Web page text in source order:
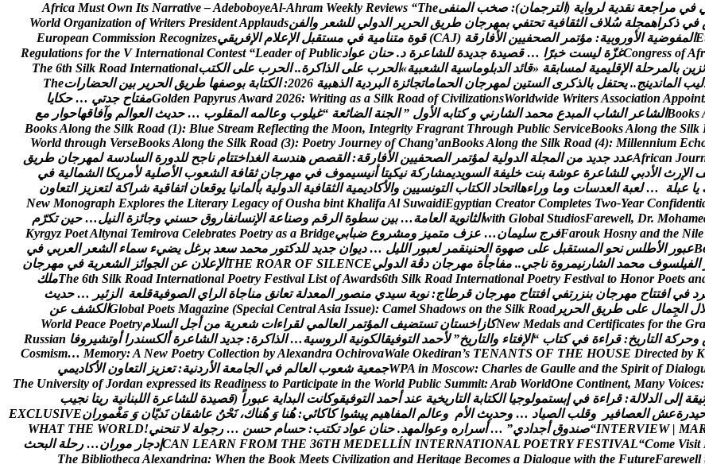
في مراجعة نقدية لر واية (الترجمان)
: صخب المنفى Africa Must Own Its Narrative –AdeboboyeAl-Ahram Weekly Reviews “The
في ذكراهمجلة سلف الثقافية تحتفي بمهرجان طريق الحرير الدولي للشعر والفن World Organization of Writers PresidentApplauds
Eالمفوضية الور وبية: مؤتمر الصحفيين الفارقة (
CAJ
) قوة متنامية في مستقبل العلم الفريقي European Commission Recognizes
Congress ofAfr غزة ليست خبرا … قصيدة جديدة للشاعرة د. حنان عواد Regulations for the V International Contest “Leader of Public
ئزين بالمرحلة القليمية لمسابقة «قائد الدبلوماسية الشعبية»الحرب على الذاكرة.
. الحرب على الكتب The 6th Silk Road International
ليب الماندينج.
. يحتفل بالذكرى الستين لمهرجان الحماماتجائزة البردية الذهبية 2026
: الكتابة بوصفها طريق الحرير بين الحضارات The
Golden PapyrusAward 2026: Writing as a Silk Road of CivilizationsWorldwide WritersAssociation Appoint مفتاح جدتي … حكايا
Books الشاعر الشاب المبدع محمد الشارني و كتابه الول ” الجنة الضائعة “غيلوب وعالمه المقلوب … حديث العوالم وآفاقهاحوار مع
BooksAlong the Silk Road (1): Blue Stream Reflecting the Moon, Integrity Fragrant Through Public ServiceBooksAlong the Silk
World through VerseBooksAlong the Silk Road (3): Poetry Journey of Chang’anBooksAlong the Silk Road (4): Millennium Ech
African Jour عدد جديد من المجلة الدولية لمؤتمر الصحفيين الفارقة: القصص هندسة الغداختتام ناجح للدورة السادسة لمهرجان طريق
الرث الدبي للشاعرة عوشة بنت خليفة السويديمشاركة نيكيتا أنيسيموف في مهرجان ثقافة الشعوب الصلية لمريكا الشمالية في
يا عبلة … لعبة العدسات وما وراءهااتحاد الكتاب التونسيين والكاديمية الثقافية الدولية بألمانيا يوقعان اتفاقية شراكة لتعزيز التعاون
New Monograph Explores the Literary Legacy of Ousha bint KhalifaAl SuwaidiEgyptian Creator Completes Two-Year Confidenti
with Global StudiosFarewell, Dr. Mohame الثانوية العامة… بين سطوة الرقم وصناعة النسانفار وق حسني وجائزة النيل… حين تكرم
Farouk Hosny and the Nile فرج سليمان… عزف متميز ومشر وع ضبابي Kyrgyz PoetAltynai Temirova Celebrates Poetry as a Bridge
Bعبور الطلس نحو المستقبل على صهوة الحنينقمر لعبور الليل … ديوان جديد للدكتور محمد سعد برغل يضيء سماء الشعر العربي في
الفيلسوف محمد الشارنيمر وة ناجي.
. مفاجأة مهرجان دڨة الدولي THE ROAR OF SILENCE العلن عن الجوائز الشعرية في مهرجان
The 6th Silk Road International Poetry Festival List ofAwards6th Silk Road International Poetry Festival to Honor Poets an ملك
رد في افتتاح مهرجان بنزرتفي افتتاح مهرجان قرطاج: نوبة سيدي منصور المعدلة تعانق مناجاة الراي الصوفيةقلعة الزئير … حديث
ل الجمال على طريق الحرير Global Poets Magazine (Special CentralAsia Issue): Camel Shadows on the Silk Road الكشف عن
New Medals and Certificates for the Gra كازاخستان تستضيف المؤتمر العالمي لقراءات شعرية من أجل السلم World Peace Poetry
وحركة التاريخ: قراءة في كتاب “الفتاء والتاريخ” لحمد التوفيقالكونية الر وسية… الذاكرة: جديد الشاعرة ألكسندرا أوتشير وفا Russian
Cosmism… Memory:A New Poetry Collection byAlexandra OchirovaWale Okediran’s TENANTS OF THE HOUSE Directed by K
WPA in Moscow: Charles de Gaulle and the Spirit of Dialog جمعية شعوب العالم في الجامعة الردنية: تعزيز التعاون الكاديمي
The University of Jordan expressed its Readiness to Participate in the World Public Summit:Arab WorldOne Continent, Many Voices:
ثيقة إلى الدللة: قراءة في إبستمولوجيا الكتابة التاريخية عند أحمد التوفيقوكانت البداية عبورا (قصيدة للشاعرة اللبنانية ريتا نجيب
يدرةعش العصافير وقلب الصياد … وحديث الم وعالم المفاهيم پیشوا کاکائي: هنا و هناك، نحن عاشقان نديان و مغموران EXCLUSIVE
INTERVIEW | MA
“صندوق أجدادي”
… أسراره وعوالمهد. حنان عواد تكتب: حسام حسن … رجولة ل تنحني!
WHAT THE WORLD
CAN LEARN FROM THE 36TH MEDELLÍN INTERNATIONAL POETRY FESTIVAL“Come Visit إدجار موران… رحلة البحث
The BibliothecaAlexandrina: When the Book Meets Civilization and Heritage Becomes a Dialogue with the FutureFarewell